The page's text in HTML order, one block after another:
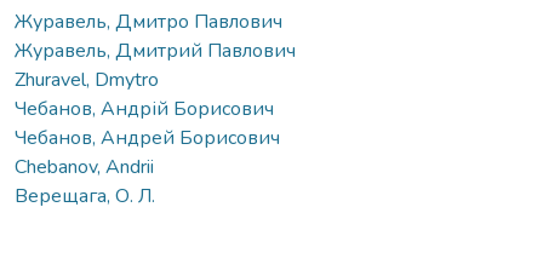
Журавель, Дмитро Павлович
Журавель, Дмитрий Павлович
Zhuravel, Dmytro
Чебанов, Андрій Борисович
Чебанов, Андрей Борисович
Chebanov, Andrii
Верещага, О. Л.